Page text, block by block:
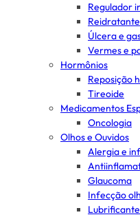
Regulador
Úlcera e
Vermes e
Hormônios
Reposição
Tireoide
Medicamentos
Oncologia
Olhos e Ouvidos
Alergia e
Glaucoma
Infecção